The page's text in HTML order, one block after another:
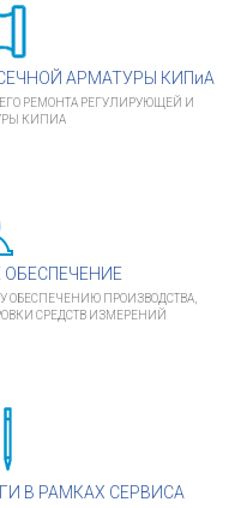
АРМАТУРЫ КИПиА
РЕМОНТА РЕГУЛИРУЮЩЕЙ И
КИПИА
ОБЕСПЕЧЕНИЮ ПРОИЗВОДСТВА,
СРЕДСТВ ИЗМЕРЕНИЙ
В РАМКАХ СЕРВИСА